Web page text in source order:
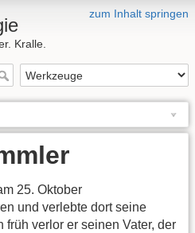
zum Inhalt springen
Kralle.
25. Oktober
und verlebte dort seine
verlor er seinen Vater, der